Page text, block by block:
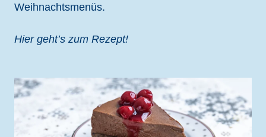
Weihnachtsmenüs.
Hier geht’s zum Rezept!